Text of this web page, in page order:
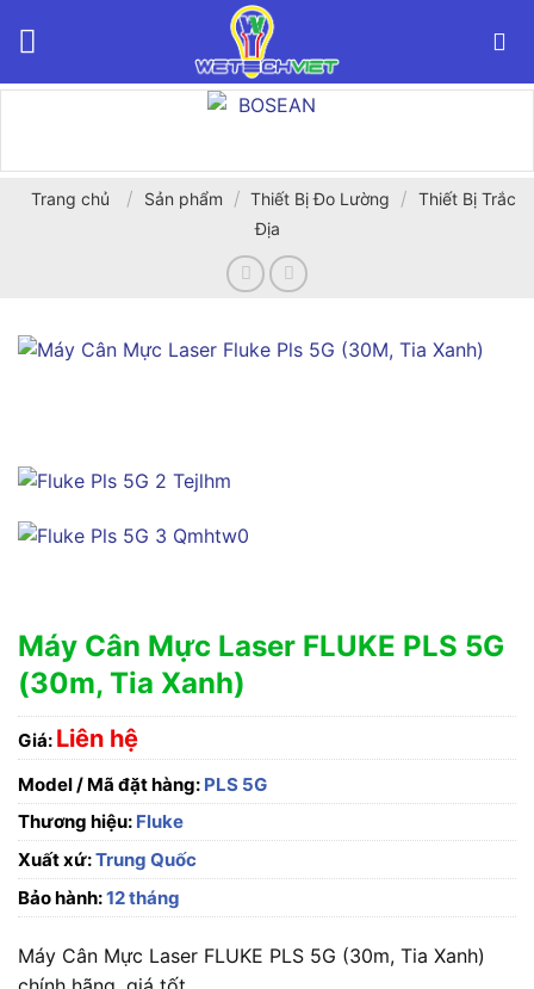
Trang chủ / Sản phẩm / Thiết Bị Đo Lường / Thiết Bị Trắc
Địa
Máy Cân Mực Laser FLUKE PLS 5G
(30m, Tia Xanh)
Giá: Liên hệ
Model / Mã đặt hàng: PLS 5G
Thương hiệu: Fluke
Xuất xứ:Trung Quốc
Bảo hành:12 tháng
Máy Cân Mực Laser FLUKE PLS 5G (30m, Tia Xanh)